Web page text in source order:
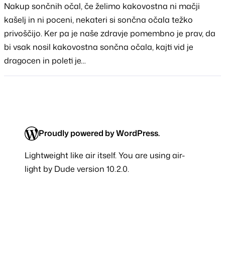
Nakup sončnih očal, če želimo kakovostna ni mačji
kašelj in ni poceni, nekateri si sončna očala težko
privoščijo. Ker pa je naše zdravje pomembno je prav, da
bi vsak nosil kakovostna sončna očala, kajti vid je
dragocen in poleti je…
Proudly powered by WordPress.
Lightweight likeair itself. You are using air-
light by Dude version 10.2.0.